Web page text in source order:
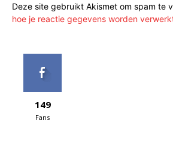
Deze site gebruikt Akismet om spam te
hoe je reactie gegevens worden
149
Fans